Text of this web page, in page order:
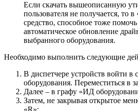
Если скачать вышеописанную
пользователя не получается, то в
средство, способное тоже
автоматическое обновление
выбранного оборудования.
Необходимо выполнить следующие
В диспетчере устройств войти в
оборудования. Переместиться в
Далее – в графу «ИД
Затем, не закрывая открытое
«R»;